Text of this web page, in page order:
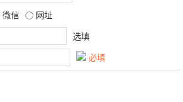
微信 网址
选填
必填